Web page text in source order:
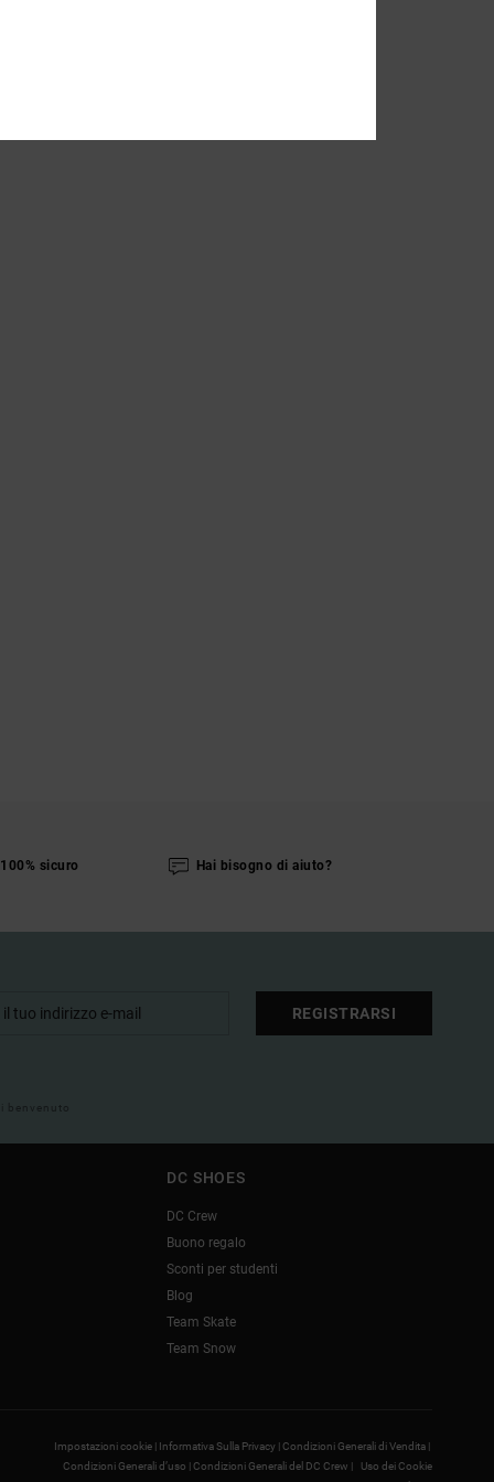
sicuro Hai bisogno di aiuto?
REGISTRARSI
benvenuto
DC SHOES
DC Crew
Buono regalo
Sconti per studenti
Blog
Team Skate
Team Snow
Impostazioni cookie | Informativa Sulla Privacy |Condizioni Generali di Vendita |
Condizioni Generali d’uso |Condizioni Generali del DC Crew |
Uso dei Cookie